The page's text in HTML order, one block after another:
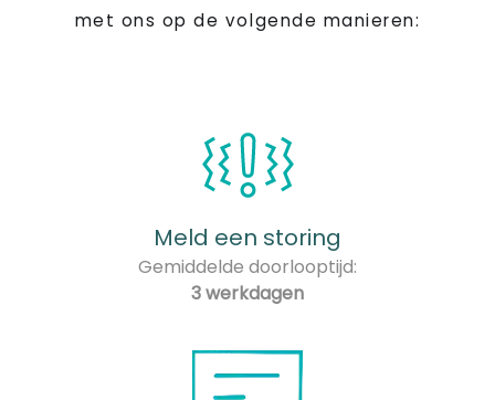
met ons op de volgende manieren:
Meld een storing
Gemiddelde doorlooptijd:
3 werkdagen